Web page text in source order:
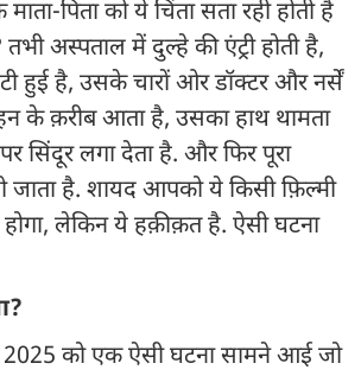
पिता को ये चिंता सता रही होती है
अस्पताल में दुल्हे की एंट्री होती है,
हुई है, उसके चारों ओर डॉक्टर और नर्सें
के क़रीब आता है, उसका हाथ थामता
सिंदूर लगा देता है. और फिर पूरा
जाता है. शायद आपको ये किसी फ़िल्मी
लेकिन ये हक़ीक़त है. ऐसी घटना
को एक ऐसी घटना सामने आई जो